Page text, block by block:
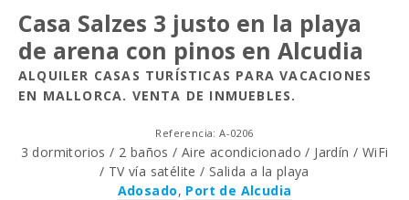
Сasa Salzes 3 justo en la playa
de arena con pinos en Alcudia
ALQUILER CASAS TURÍSTICAS PARA VACACIONES
EN MALLORCA. VENTA DE INMUEBLES.
Referencia: A-0206
3 dormitorios / 2 baños / Aire acondicionado / Jardín / WiFi
/ TV vía satélite / Salida a la playa
Adosado, Port de Alcudia